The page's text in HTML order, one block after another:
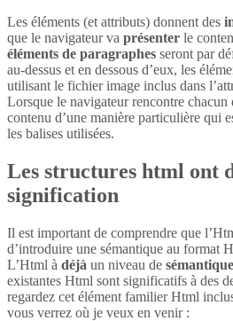
Les éléments (et attributs) donnent des
que le navigateur va présenter le
éléments de paragraphes seront par
au-dessus et en dessous d’eux, les
utilisant le fichier image inclus dans
Lorsque le navigateur rencontre chacun
contenu d’une manière particulière qui
les balises utilisées.
Les structures html ont
signification
Il est important de comprendre que
d’introduire une sémantique au format
L’Html à déjà un niveau de
existantes Html sont significatifs à des
regardez cet élément familier Html
vous verrez où je veux en venir :